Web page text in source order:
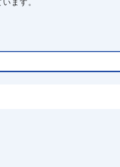
ます。